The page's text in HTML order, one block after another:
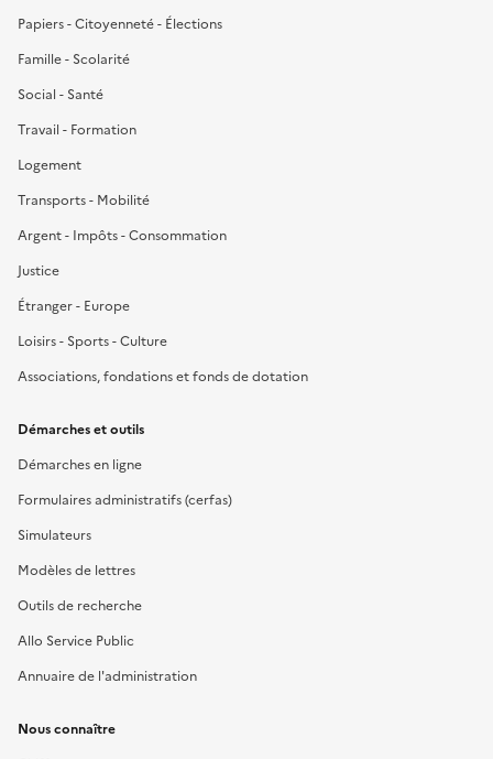
Papiers - Citoyenneté - Élections
Famille - Scolarité
Social - Santé
Travail - Formation
Logement
Transports - Mobilité
Argent - Impôts - Consommation
Justice
Étranger - Europe
Loisirs - Sports - Culture
Associations, fondations et fonds de dotation
Démarches et outils
Démarches en ligne
Formulaires administratifs (cerfas)
Simulateurs
Modèles de lettres
Outils de recherche
Allo Service Public
Annuaire de l'administration
Nous connaître